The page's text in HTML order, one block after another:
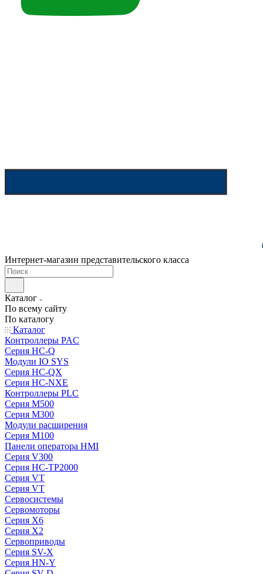
Интернет-магазин представительского класса
Каталог
По всему сайту
По каталогу
Каталог
Контроллеры PAC
Серия HC-Q
Модули IO SYS
Серия HC-QX
Серия HC-NXE
Контроллеры PLC
Серия M500
Серия M300
Модули расширения
Серия M100
Панели оператора HMI
Серия V300
Серия HC-TP2000
Серия VT
Серия VT
Сервосистемы
Сервомоторы
Серия X6
Серия X2
Сервоприводы
Серия SV-X
Серия HN-Y